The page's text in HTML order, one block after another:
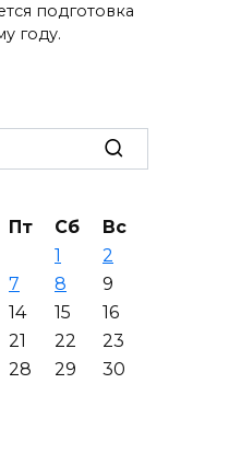
подготовка
году.
Пт Сб
Вс
1
2
7 8
9
14 15
16
21 22
23
28 29
30